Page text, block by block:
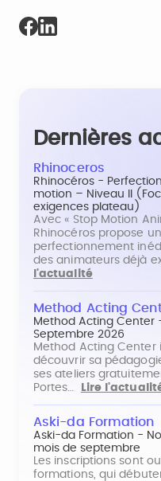
Dernières
Rhinoceros
Rhinocéros -
motion – Niveau II
exigences plateau)
Avec « Stop Motion
Rhinocéros propose
perfectionnement
des animateurs déjà
l'actualité
Method Acting
Method Acting Center
Septembre 2026
Method Acting Center
découvrir sa
ses ateliers
Portes…
Lire
Aski-da Formation
Aski-da Formation -
mois de septembre
Les inscriptions sont
formations, qui